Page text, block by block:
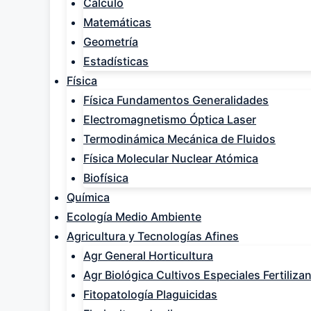
Calculo
Matemáticas
Geometría
Estadísticas
Física
Física Fundamentos Generalidades
Electromagnetismo Óptica Laser
Termodinámica Mecánica de Fluidos
Física Molecular Nuclear Atómica
Biofísica
Química
Ecología Medio Ambiente
Agricultura y Tecnologías Afines
Agr General Horticultura
Agr Biológica Cultivos Especiales
Fitopatología Plaguicidas